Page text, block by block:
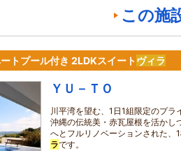
この施
トプール付き 2LDKスイートヴィラ
ＹＵ－ＴＯ
川平湾を望む、1日1組限定のプラ
沖縄の伝統美・赤瓦屋根を活かし
へとフルリノベーションされた、
ラです。